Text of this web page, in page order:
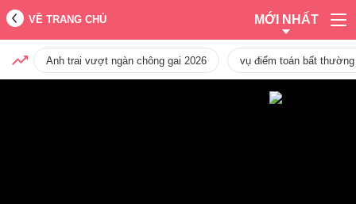
VỀ TRANG CHỦ MỚI NHẤT
Anh trai vượt ngàn chông gai 2026 vụ điểm toán bất